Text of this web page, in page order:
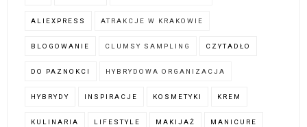
ALIEXPRESS ATRAKCJE W KRAKOWIE
BLOGOWANIE CLUMSY SAMPLING CZYTADŁO
DO PAZNOKCI HYBRYDOWA ORGANIZACJA
HYBRYDY INSPIRACJE KOSMETYKI KREM
KULINARIA LIFESTYLE MAKIJAŻ MANICURE